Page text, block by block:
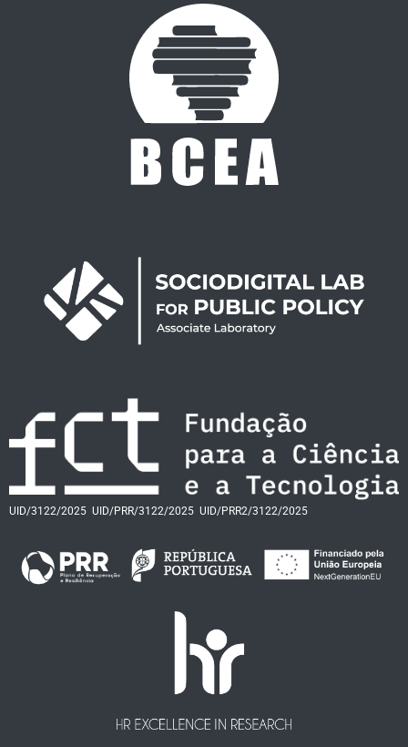
UID/3122/2025 UID/PRR/3122/2025 UID/PRR2/3122/2025